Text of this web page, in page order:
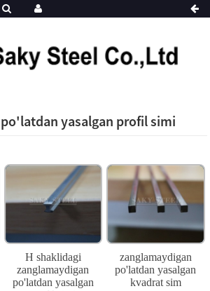
yasalgan profil simi
H shaklidagi
zanglamaydigan
po'latdan yasalgan
zanglamaydigan
po'latdan yasalgan
kvadrat sim